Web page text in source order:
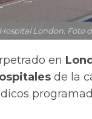
London. Foto
en
de la